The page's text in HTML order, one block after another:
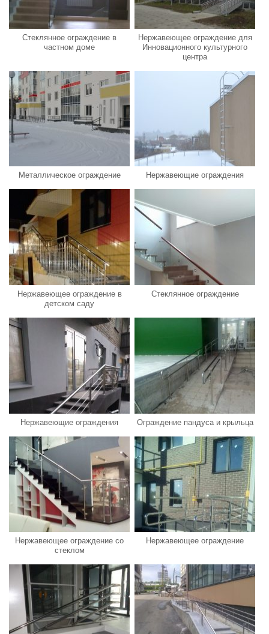
Стеклянное ограждение в
частном доме
Нержавеющее ограждение для
Инновационного культурного
центра
Металлическое ограждение Нержавеющие ограждения
Нержавеющее ограждение в
детском саду
Стеклянное ограждение
Нержавеющие ограждения Ограждение пандуса и крыльца
Нержавеющее ограждение со
стеклом
Нержавеющее ограждение